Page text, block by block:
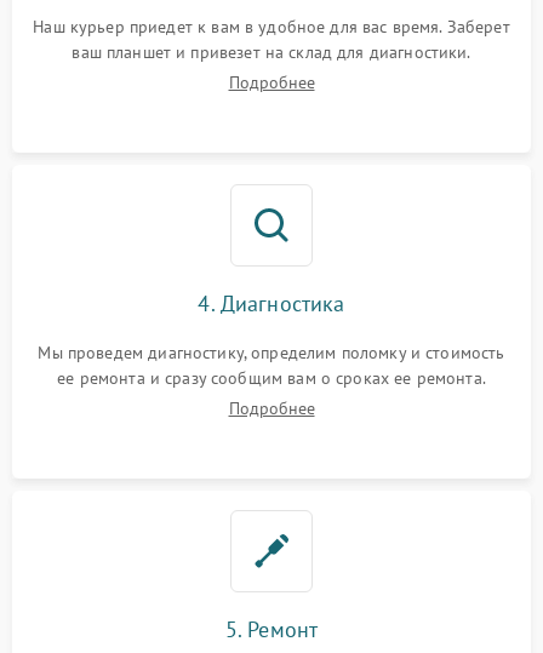
Наш курьер приедет к вам в удобное для вас время. Заберет
ваш планшет и привезет на склад для диагностики.
Подробнее
4. Диагностика
Мы проведем диагностику, определим поломку и стоимость
ее ремонта и сразу сообщим вам о сроках ее ремонта.
Подробнее
5. Ремонт